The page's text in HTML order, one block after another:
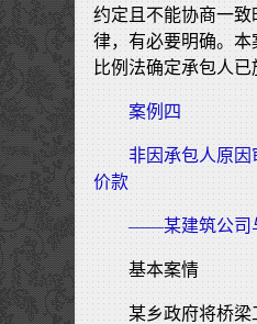
约定且不能协商一
律，有必要明确。
比例法确定承包人
案例四
非因承包人原
价款
——某建筑公司
基本案情
某乡政府将桥